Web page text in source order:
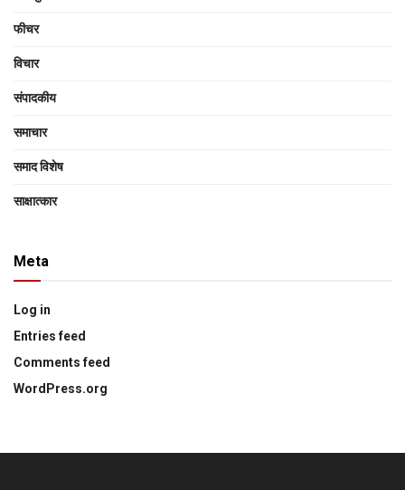
फीचर
विचार
संपादकीय
समाचार
समाद विशेष
साक्षात्‍कार
Meta
Log in
Entries feed
Comments feed
WordPress.org